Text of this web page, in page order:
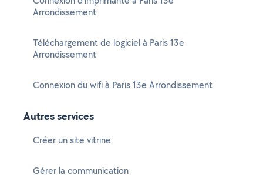
Arrondissement
Téléchargement de logiciel à Paris 13e
Arrondissement
Connexion du wifi à Paris 13e Arrondissement
Autres services
Créer un site vitrine
Gérer la communication